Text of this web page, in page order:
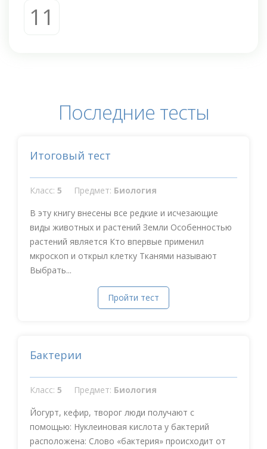
11
Последние тесты
Итоговый тест
Класс: 5 Предмет: Биология
В эту книгу внесены все редкие и исчезающие
виды животных и растений Земли Особенностью
растений является Кто впервые применил
мкроскоп и открыл клетку Тканями называют
Выбрать...
Пройти тест
Бактерии
Класс: 5 Предмет: Биология
Йогурт, кефир, творог люди получают с
помощью: Нуклеиновая кислота у бактерий
расположена: Слово «бактерия» происходит от